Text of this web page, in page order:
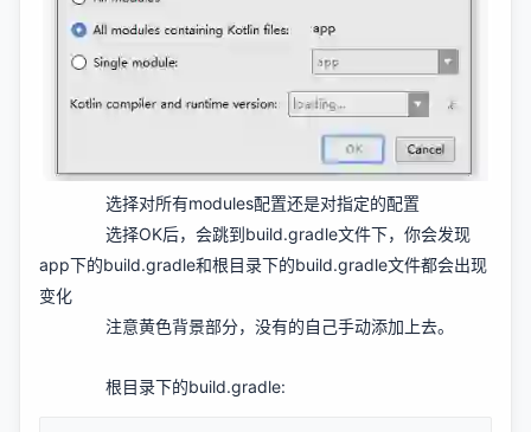
选择对所有modules配置还是对指定的配置
选择OK后，会跳到build.gradle文件下，你会发现
app下的build.gradle和根目录下的build.gradle文件都会出现
变化
注意黄色背景部分，没有的自己手动添加上去。
根目录下的build.gradle: